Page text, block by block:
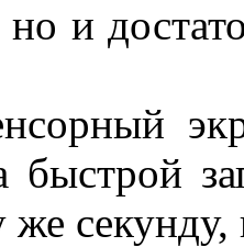
но и
быстрой
секунду,